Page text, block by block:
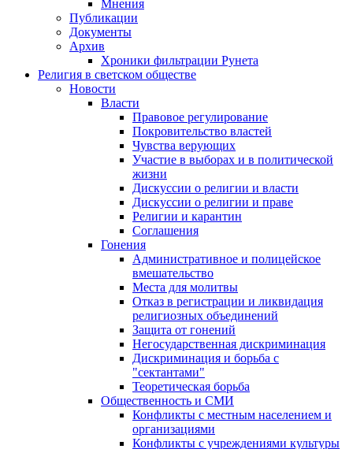
Мнения
Публикации
Документы
Архив
Хроники фильтрации Рунета
Религия в светском обществе
Новости
Власти
Правовое регулирование
Покровительство властей
Чувства верующих
Участие в выборах и в политической
жизни
Дискуссии о религии и власти
Дискуссии о религии и праве
Религии и карантин
Соглашения
Гонения
Административное и полицейское
вмешательство
Места для молитвы
Отказ в регистрации и ликвидация
религиозных объединений
Защита от гонений
Негосударственная дискриминация
Дискриминация и борьба с
"сектантами"
Теоретическая борьба
Общественность и СМИ
Конфликты с местным населением и
организациями
Конфликты с учреждениями культуры